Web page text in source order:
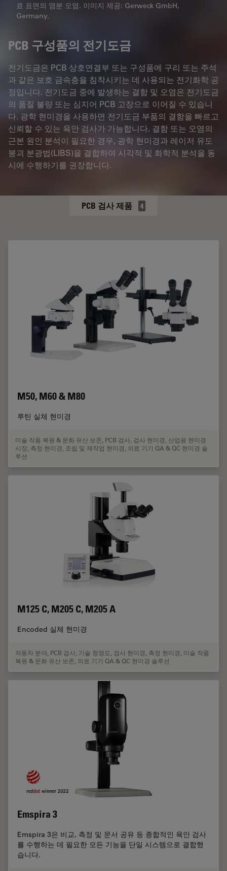
료 표면의 염분 오염. 이미지 제공: Gerweck GmbH,
Germany.
PCB 구성품의 전기도금
전기도금은 PCB 상호연결부 또는 구성품에 구리 또는 주석
과 같은 보호 금속층을 침착시키는 데 사용되는 전기화학 공
정입니다. 전기도금 중에 발생하는 결함 및 오염은 전기도금
의 품질 불량 또는 심지어 PCB 고장으로 이어질 수 있습니
다. 광학 현미경을 사용하면 전기도금 부품의 결함을 빠르고
신뢰할 수 있는 육안 검사가 가능합니다. 결함 또는 오염의
근본 원인 분석이 필요한 경우, 광학 현미경과 레이저 유도
붕괴 분광법(LIBS)을 결합하여 시각적 및 화학적 분석을 동
시에 수행하기를 권장합니다.
PCB 검사 제품 4
M50, M60 & M80
루틴 실체 현미경
미술 작품 복원 & 문화 유산 보존 PCB 검사 검사 현미경 산업용 현미경
시장 측정 현미경 조립 및 재작업 현미경 의료 기기 QA & QC 현미경 솔
루션
M125 C, M205 C, M205 A
Encoded 실체 현미경
자동차 분야, PCB 검사, 기술 청정도, 검사 현미경, 측정 현미경, 미술 작품
복원 & 문화 유산 보존, 의료 기기 QA & QC 현미경 솔루션
Emspira 3
Emspira 3은 비교, 측정 및 문서 공유 등 종합적인 육안 검사
를 수행하는 데 필요한 모든 기능을 단일 시스템으로 결합했
습니다.